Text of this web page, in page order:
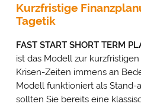
Kurzfristige
Tagetik
FAST START SHORT TERM
ist das Modell zur
Krisen-Zeiten immens an
Modell funktioniert als Stand-
sollten Sie bereits eine